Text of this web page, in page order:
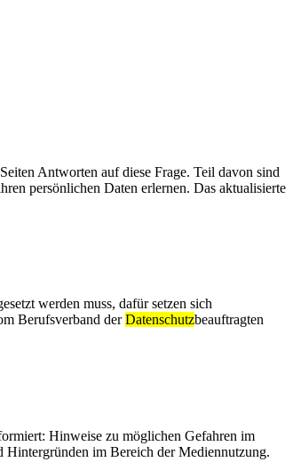
Antworten auf diese Frage. Teil davon sind
persönlichen Daten erlernen. Das aktualisierte
werden muss, dafür setzen sich
Berufsverband derDatenschutzbeauftragten
Hinweise zu möglichen Gefahren im
Hintergründen im Bereich der Mediennutzung.